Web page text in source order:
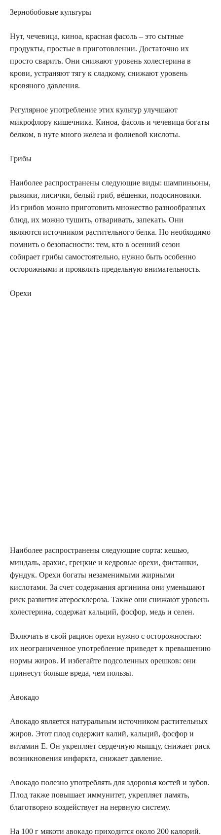
Зернобобовые культуры
Нут, чечевица, киноа, красная фасоль – это сытные
продукты, простые в приготовлении. Достаточно их
просто сварить. Они снижают уровень холестерина в
крови, устраняют тягу к сладкому, снижают уровень
кровяного давления.
Регулярное употребление этих культур улучшают
микрофлору кишечника. Киноа, фасоль и чечевица богаты
белком, в нуте много железа и фолиевой кислоты.
Грибы
Наиболее распространены следующие виды: шампиньоны,
рыжики, лисички, белый гриб, вёшенки, подосиновики.
Из грибов можно приготовить множество разнообразных
блюд, их можно тушить, отваривать, запекать. Они
являются источником растительного белка. Но необходимо
помнить о безопасности: тем, кто в осенний сезон
собирает грибы самостоятельно, нужно быть особенно
осторожными и проявлять предельную внимательность.
Орехи
Наиболее распространены следующие сорта: кешью,
миндаль, арахис, грецкие и кедровые орехи, фисташки,
фундук. Орехи богаты незаменимыми жирными
кислотами. За счет содержания аргинина они уменьшают
риск развития атеросклероза. Также они снижают уровень
холестерина, содержат кальций, фосфор, медь и селен.
Включать в свой рацион орехи нужно с осторожностью:
их неограниченное употребление приведет к превышению
нормы жиров. И избегайте подсоленных орешков: они
принесут больше вреда, чем пользы.
Авокадо
Авокадо является натуральным источником растительных
жиров. Этот плод содержит калий, кальций, фосфор и
витамин Е. Он укрепляет сердечную мышцу, снижает риск
возникновения инфаркта, снижает давление.
Авокадо полезно употреблять для здоровья костей и зубов.
Плод также повышает иммунитет, укрепляет память,
благотворно воздействует на нервную систему.
На 100 г мякоти авокадо приходится около 200 калорий.